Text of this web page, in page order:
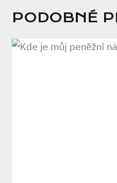
PODOBNÉ